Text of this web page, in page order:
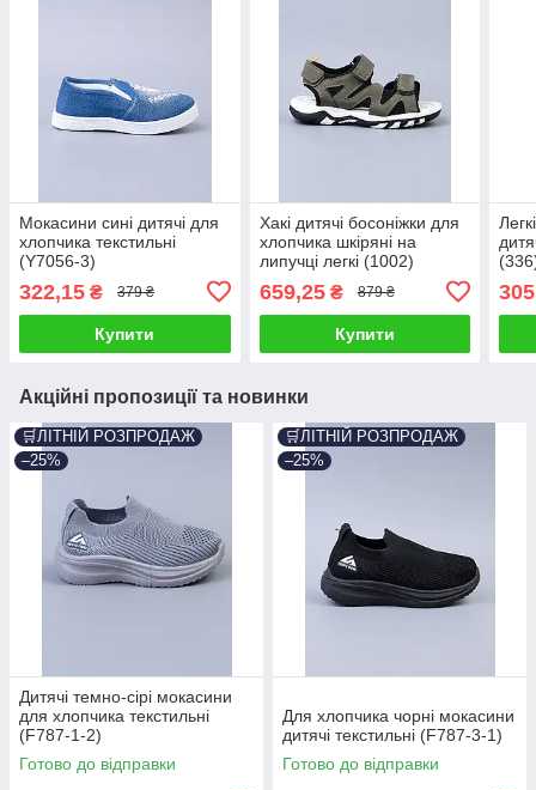
Мокасини сині дитячі для
хлопчика текстильні
(Y7056-3)
322,15 ₴ 379 ₴
Купити
Хакі дитячі босоніжки для
хлопчика шкіряні на
липучці легкі (1002)
659,25₴ 879 ₴
Купити
Акційні пропозиції та новинки
🛒ЛІТНІЙ РОЗПРОДАЖ
–25%
Дитячі темно-сірі мокасини
для хлопчика текстильні
(F787-1-2)
Готово до відправки
🛒ЛІТНІЙ РОЗПРОДАЖ
–25%
Для хлопчика чорні мокасини
дитячі текстильні (F787-3-1)
Готово до відправки